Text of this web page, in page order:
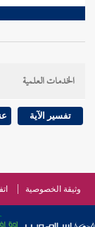
الخدمات العلمية
تفسير الآية
وثيقة الخصوصية